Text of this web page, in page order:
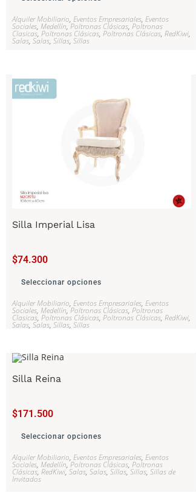
Alquiler Mobiliario, Eventos Empresariales, Eventos
Sociales, Medellín,Poltronas Clásicas, Poltronas
Clasicas, Poltronas Clásicas, Poltronas Clásicas, RedKiwi,
Salas, Salas, Sillas, Sillas
Silla Imperial Lisa
$74.300
Seleccionar opciones
Alquiler Mobiliario, Eventos Empresariales, Eventos
Sociales, Medellín,Poltronas Clásicas, Poltronas
Clasicas, Poltronas Clásicas, Poltronas Clásicas, RedKiwi,
Salas, Salas, Sillas, Sillas
Silla Reina
$171.500
Seleccionar opciones
Alquiler Mobiliario, Eventos Empresariales, Eventos
Sociales, Medellín,Poltronas Clásicas, Poltronas
Clásicas, RedKiwi,Salas, Salas, Sillas,Sillas, Sillas de
Invitados